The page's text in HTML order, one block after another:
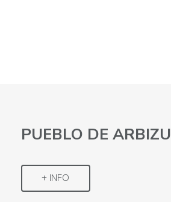
PUEBLO DE ARBIZU
+ INFO